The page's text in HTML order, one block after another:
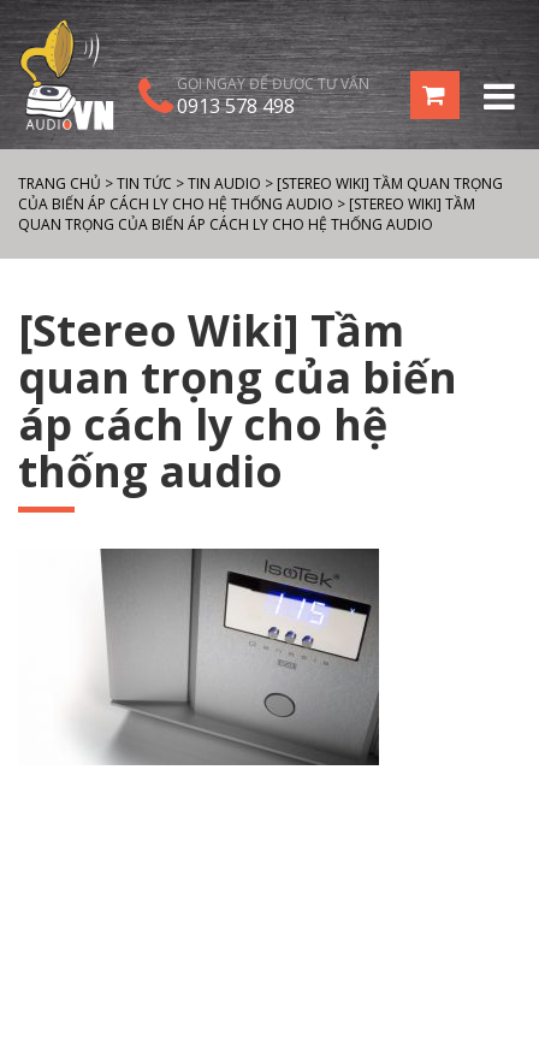
GỌI NGAY ĐỂ ĐƯỢC TƯ VẤN
0913 578 498
TRANG CHỦ >TIN TỨC >TIN AUDIO > [STEREO WIKI] TẦM QUAN TRỌNG
CỦA BIẾN ÁP CÁCH LY CHO HỆ THỐNG AUDIO > [STEREO WIKI] TẦM
QUAN TRỌNG CỦA BIẾN ÁP CÁCH LY CHO HỆ THỐNG AUDIO
[Stereo Wiki] Tầm
quan trọng của biến
áp cách ly cho hệ
thống audio